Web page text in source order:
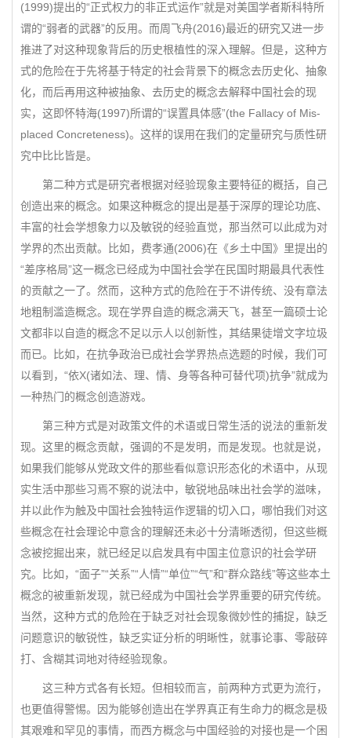
(1999)提出的“正式权力的非正式运作”就是对美国学者斯科特所
谓的“弱者的武器”的反用。而周飞舟(2016)最近的研究又进一步
推进了对这种现象背后的历史根植性的深入理解。但是，这种方
式的危险在于先将基于特定的社会背景下的概念去历史化、抽象
化，而后再用这种被抽象、去历史的概念去解释中国社会的现
实，这即怀特海(1997)所谓的“误置具体感”(the Fallacy of Mis-
placed Concreteness)。这样的误用在我们的定量研究与质性研
究中比比皆是。
第二种方式是研究者根据对经验现象主要特征的概括，自己
创造出来的概念。如果这种概念的提出是基于深厚的理论功底、
丰富的社会学想象力以及敏锐的经验直觉，那当然可以此成为对
学界的杰出贡献。比如，费孝通(2006)在《乡土中国》里提出的
“差序格局”这一概念已经成为中国社会学在民国时期最具代表性
的贡献之一了。然而，这种方式的危险在于不讲传统、没有章法
地粗制滥造概念。现在学界自造的概念满天飞，甚至一篇硕士论
文都非以自造的概念不足以示人以创新性，其结果徒增文字垃圾
而已。比如，在抗争政治已成社会学界热点选题的时候，我们可
以看到，“依X(诸如法、理、情、身等各种可替代项)抗争”就成为
一种热门的概念创造游戏。
第三种方式是对政策文件的术语或日常生活的说法的重新发
现。这里的概念贡献，强调的不是发明，而是发现。也就是说，
如果我们能够从党政文件的那些看似意识形态化的术语中，从现
实生活中那些习焉不察的说法中，敏锐地品味出社会学的滋味，
并以此作为触及中国社会独特运作逻辑的切入口，哪怕我们对这
些概念在社会理论中意含的理解还未必十分清晰透彻，但这些概
念被挖掘出来，就已经足以启发具有中国主位意识的社会学研
究。比如，“面子”“关系”“人情”“单位”“气”和“群众路线”等这些本土
概念的被重新发现，就已经成为中国社会学界重要的研究传统。
当然，这种方式的危险在于缺乏对社会现象微妙性的捕捉，缺乏
问题意识的敏锐性，缺乏实证分析的明晰性，就事论事、零敲碎
打、含糊其词地对待经验现象。
这三种方式各有长短。但相较而言，前两种方式更为流行，
也更值得警惕。因为能够创造出在学界真正有生命力的概念是极
其艰难和罕见的事情，而西方概念与中国经验的对接也是一个困